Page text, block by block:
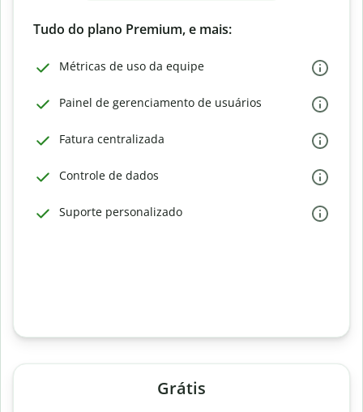
Tudo do plano Premium, e mais:
Métricas de uso da equipe
Painel de gerenciamento de usuários
Fatura centralizada
Controle de dados
Suporte personalizado
Grátis